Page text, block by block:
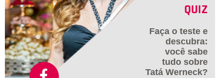
QUIZ
Faça o teste e
descubra:
você sabe
tudo sobre
Tatá Werneck?